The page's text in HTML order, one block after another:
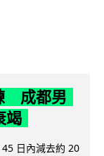
成都男
竭
日內減去約 20